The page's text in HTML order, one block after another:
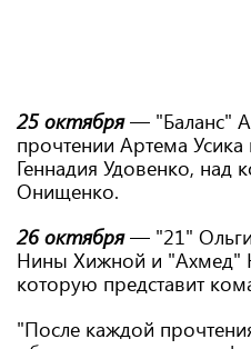
25 октября— "Баланс"
прочтении Артема
Геннадия Удовенко, над
Онищенко.
26 октября— "21"
Нины Хижной и "Ахмед"
которую представит
"После каждой